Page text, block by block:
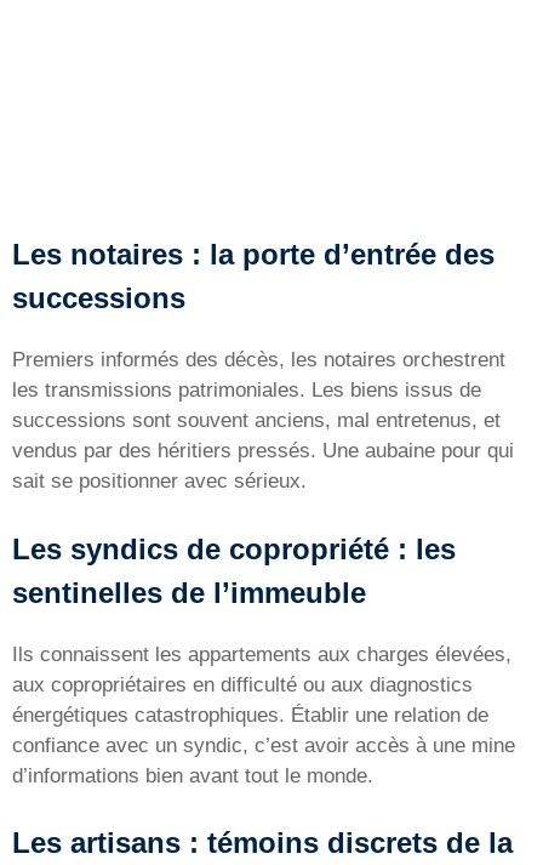
Les notaires : la porte d’entrée des
successions
Premiers informés des décès, les notaires orchestrent
les transmissions patrimoniales. Les biens issus de
successions sont souvent anciens, mal entretenus, et
vendus par des héritiers pressés. Une aubaine pour qui
sait se positionner avec sérieux.
Les syndics de copropriété : les
sentinelles de l’immeuble
Ils connaissent les appartements aux charges élevées,
aux copropriétaires en difficulté ou aux diagnostics
énergétiques catastrophiques. Établir une relation de
confiance avec un syndic, c’est avoir accès à une mine
d’informations bien avant tout le monde.
Les artisans : témoins discrets de la